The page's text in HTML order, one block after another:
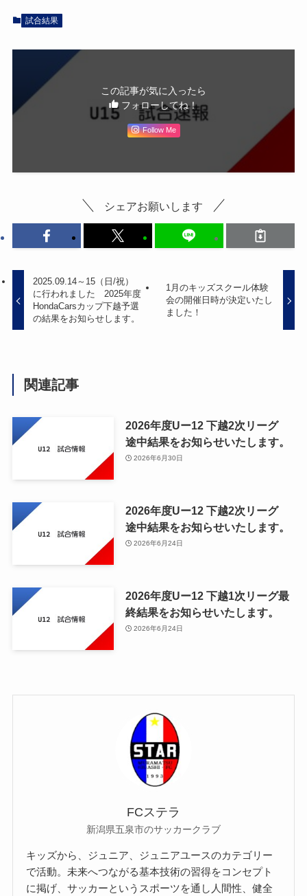
試合結果
この記事が気に入ったら
フォローしてね！
Follow Me
シェアお願いします
2025.09.14～15（日/祝）
に行われました 2025年度
HondaCarsカップ下越予選
の結果をお知らせします。
1月のキッズスクール体験
会の開催日時が決定いたし
ました！
関連記事
2026年度Uー12 下越2次リーグ
途中結果をお知らせいたします。
2026年6月30日
2026年度Uー12 下越2次リーグ
途中結果をお知らせいたします。
2026年6月24日
2026年度Uー12 下越1次リーグ最
終結果をお知らせいたします。
2026年6月24日
FCステラ
新潟県五泉市のサッカークラブ
キッズから、ジュニア、ジュニアユースのカテゴリー
で活動。未来へつながる基本技術の習得をコンセプト
に掲げ、サッカーというスポーツを通し人間性、健全